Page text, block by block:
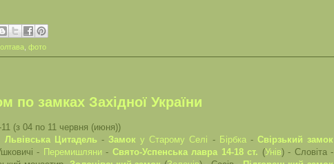
фото
по замках Західної України
(з 04 по 11 червня (июня))
Львівська Цитадель - Замок у Старому Селі - Бірбка- Свірзький замок
- Перемишляни- Свято-Успенська лавра 14-18 ст. (Унів) - Словіта -